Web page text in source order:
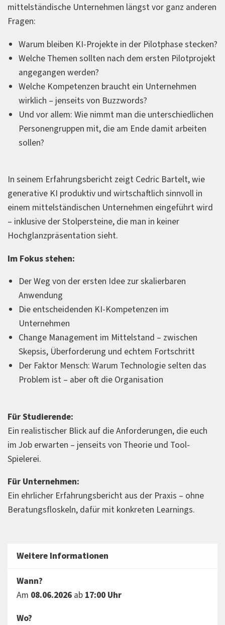
mittelständische Unternehmen längst vor ganz anderen
Fragen:
Warum bleiben KI-Projekte in der Pilotphase stecken?
Welche Themen sollten nach dem ersten Pilotprojekt
angegangen werden?
Welche Kompetenzen braucht ein Unternehmen
wirklich – jenseits von Buzzwords?
Und vor allem: Wie nimmt man die unterschiedlichen
Personengruppen mit, die am Ende damit arbeiten
sollen?
In seinem Erfahrungsbericht zeigt Cedric Bartelt, wie
generative KI produktiv und wirtschaftlich sinnvoll in
einem mittelständischen Unternehmen eingeführt wird
– inklusive der Stolpersteine, die man in keiner
Hochglanzpräsentation sieht.
Im Fokus stehen:
Der Weg von der ersten Idee zur skalierbaren
Anwendung
Die entscheidenden KI-Kompetenzen im
Unternehmen
Change Management im Mittelstand – zwischen
Skepsis, Überforderung und echtem Fortschritt
Der Faktor Mensch: Warum Technologie selten das
Problem ist – aber oft die Organisation
Für Studierende:
Ein realistischer Blick auf die Anforderungen, die euch
im Job erwarten – jenseits von Theorie und Tool-
Spielerei.
Für Unternehmen:
Ein ehrlicher Erfahrungsbericht aus der Praxis – ohne
Beratungsfloskeln, dafür mit konkreten Learnings.
Weitere Informationen
Wann?
Am 08.06.2026ab 17:00 Uhr
Wo?